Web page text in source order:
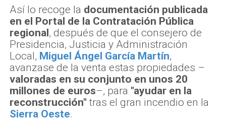
Así lo recoge la documentación publicada
en el Portal de la Contratación Pública
regional, después de que el consejero de
Presidencia, Justicia y Administración
Local, Miguel Ángel García Martín,
avanzase de la venta estas propiedades –
valoradas en su conjunto en unos 20
millones de euros–, para "ayudar en la
reconstrucción" tras el gran incendio en la
Sierra Oeste.